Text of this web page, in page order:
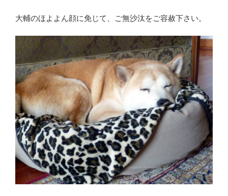
大輔のほよよん顔に免じて、ご無沙汰をご容赦下さい。